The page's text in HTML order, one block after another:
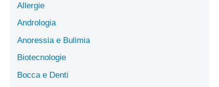
Allergie
Andrologia
Anoressia e Bulimia
Biotecnologie
Bocca e Denti